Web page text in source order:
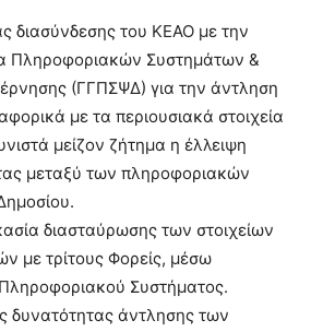
διασύνδεσης του ΚΕΑΟ με την
Πληροφοριακών Συστημάτων &
(ΓΓΠΣΨΔ) για την άντληση
με τα περιουσιακά στοιχεία
μείζον ζήτημα η έλλειψη
μεταξύ των πληροφοριακών
διασταύρωσης των στοιχείων
με τρίτους Φορείς, μέσω
Συστήματος.
δυνατότητας άντλησης των